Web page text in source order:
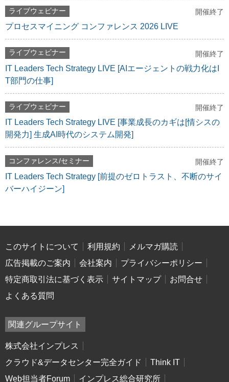
ライブウェビナー 開催終了
プロセスマイニング コンファレンス 2026 LIVE
ライブウェビナー 開催終了
IT Leaders Tech Strategy LIVE [AIエージェントの戦力化はI
T部門の仕事]
ライブウェビナー 開催終了
IT Leaders Tech Strategy LIVE [事業成長のカギは[情シスの
開発力] 生成AI時代のシステム開発]
コンファレンス/セミナー 開催終了
IT Leaders Tech Strategy [前提のゼロトラスト、不断のサイ
バーハイジーン]
このサイトについて 利用規約
メルマガ購読
広告掲載のご案内
会社案内
プライバシーポリシー
特定商取引法に基づく表示
サイトマップ
お問合せ
よくある質問
関連グループサイト
株式会社インプレス
クラウド&データセンター完全ガイド
Think IT
Web担当者Forum
インプレス総合研究所